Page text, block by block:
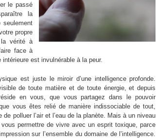
le passé
la
seulement
propre
la vérité à
face à
est invulnérable à la peur.
est juste le miroir d’une intelligence profonde.
de toute matière et de toute énergie, et depuis
en vous, que vous partagez dans le pouvoir
vous êtes relié de manière indissociable de tout,
polluer l’air et l’eau de la planète. Mais à un niveau
permettre de vivre avec un esprit toxique, parce
sur l’ensemble du domaine de l’intelligence.